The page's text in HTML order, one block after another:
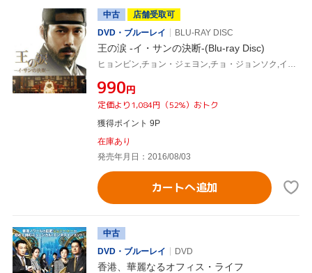
中古
店舗受取可
DVD・ブルーレイ
BLU-RAY DISC
王の涙 -イ・サンの決断-(Blu-ray Disc)
¥990円
定価より1,084円（52%）おトク
獲得ポイント 9P
在庫あり
発売年月日：2016/08/03
カートへ追加
中古
DVD・ブルーレイ
DVD
香港、華麗なるオフィス・ライフ